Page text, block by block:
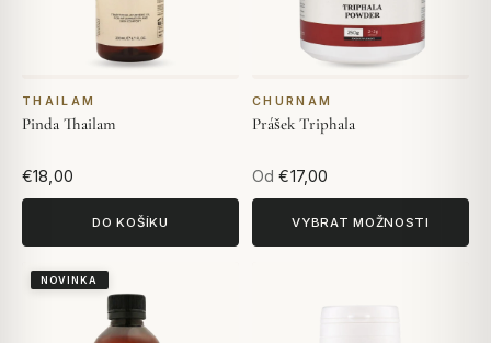
THAILAM
Pinda Thailam
€18,00
DO KOŠÍKU
CHURNAM
Prášek Triphala
Od €17,00
VYBRAT MOŽNOSTI
NOVINKA